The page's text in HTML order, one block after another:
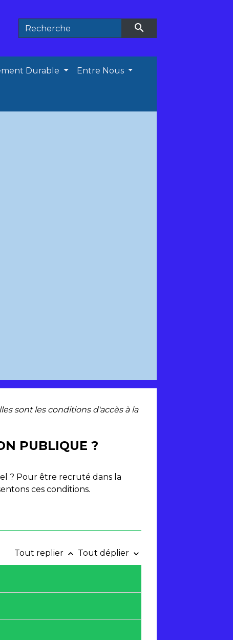
search
Durable Entre Nous
sont les conditions d'accès à la
PUBLIQUE ?
? Pour être recruté dans la
ces conditions.
Tout replier keyboard_arrow_up Tout déplier keyboard_arrow_down